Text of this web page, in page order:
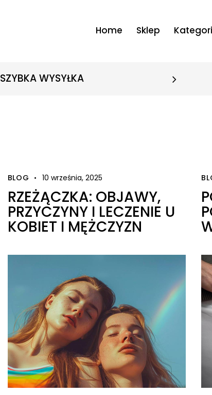
Home Sklep
SZYBKA WYSYŁKA
BLOG 10 września, 2025
RZEŻĄCZKA: OBJAWY,
PRZYCZYNY I LECZENIE U
KOBIET I MĘŻCZYZN